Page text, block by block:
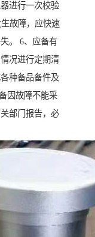
进行一次校验
故障，应快速
。 6、应备有
况进行定期清
种备品备件及
因故障不能采
部门报告，必